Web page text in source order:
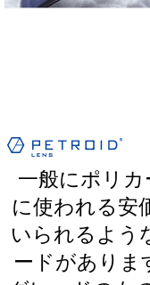
一般にポリ
に使われる安
いられるよう
ードがありま